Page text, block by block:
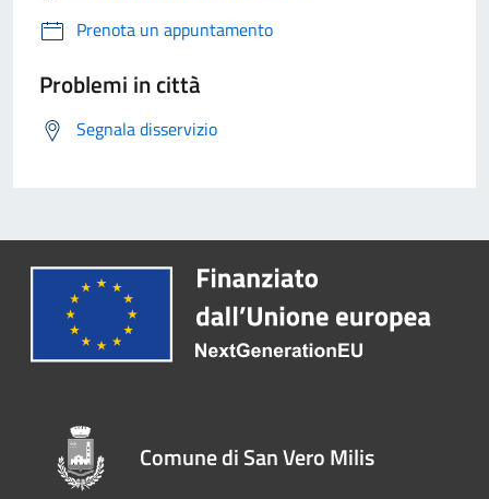
Prenota un appuntamento
Problemi in città
Segnala disservizio
Comune di San Vero Milis